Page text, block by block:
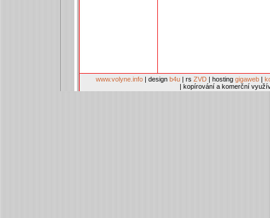
www.volyne.info | design b4u | rs ZVD | hosting gigaweb |
| kopírování a komerční